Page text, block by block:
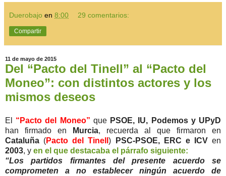
Duerobajo en 8:00 29 comentarios:
Compartir
11 de mayo de 2015
Del “Pacto del Tinell” al “Pacto del
Moneo”: con distintos actores y los
mismos deseos
El “Pacto del Moneo” que PSOE, IU, Podemos y UPyD
han firmado en
Murcia, recuerda al que firmaron en
Cataluña (Pacto del Tinell ) PSC-PSOE, ERC e ICV en
2003, y en el que destacaba el párrafo siguiente:
“Los partidos firmantes del presente acuerdo se
comprometen a no establecer ningún acuerdo de